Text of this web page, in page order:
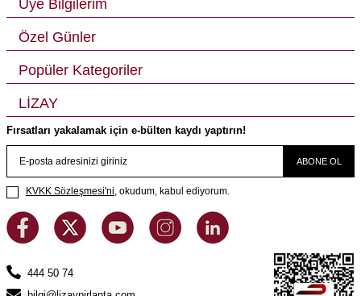
Üye Bilgilerim
Özel Günler
Popüler Kategoriler
LİZAY
Fırsatları yakalamak için e-bülten kaydı yaptırın!
ABONE OL
KVKK Sözleşmesi'ni, okudum, kabul ediyorum.
444 50 74